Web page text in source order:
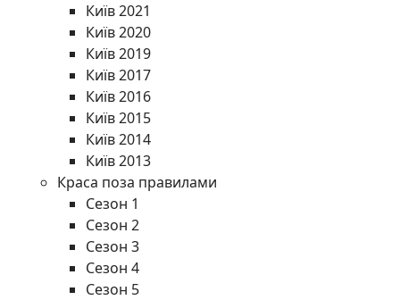
Київ 2021
Київ 2020
Київ 2019
Київ 2017
Київ 2016
Київ 2015
Київ 2014
Київ 2013
Краса поза правилами
Сезон 1
Сезон 2
Сезон 3
Сезон 4
Сезон 5